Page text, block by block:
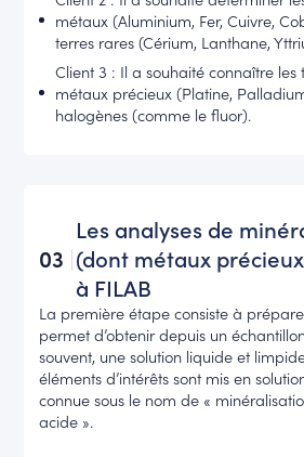
métaux (Aluminium, Fer, Cuivre,
terres rares (Cérium, Lanthane,
Client 3 : Il a souhaité connaître les
métaux précieux (Platine,
halogènes (comme le fluor).
03
Les analyses de
(dont métaux
à FILAB
La première étape consiste à
permet d’obtenir depuis un
souvent, une solution liquide et
éléments d’intérêts sont mis en
connue sous le nom de «
acide ».